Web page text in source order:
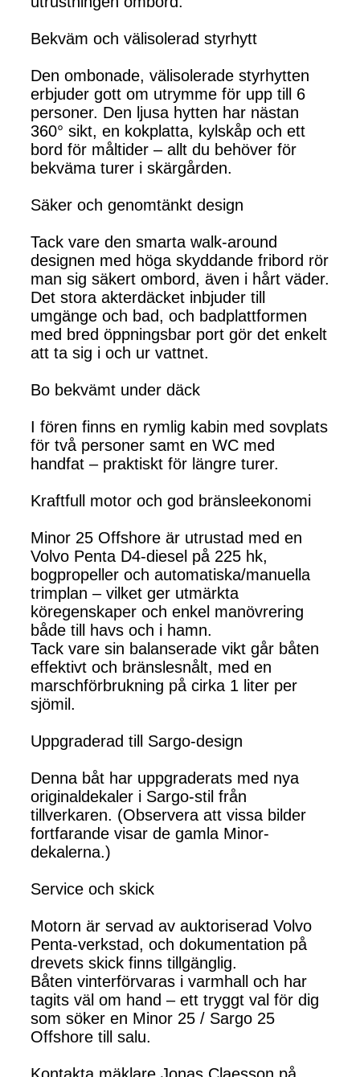
Bekväm och välisolerad styrhytt
Den ombonade, välisolerade styrhytten
erbjuder gott om utrymme för upp till 6
personer. Den ljusa hytten har nästan
360° sikt, en kokplatta, kylskåp och ett
bord för måltider – allt du behöver för
bekväma turer i skärgården.
Säker och genomtänkt design
Tack vare den smarta walk-around
designen med höga skyddande fribord rör
man sig säkert ombord, även i hårt väder.
Det stora akterdäcket inbjuder till
umgänge och bad, och badplattformen
med bred öppningsbar port gör det enkelt
att ta sig i och ur vattnet.
Bo bekvämt under däck
I fören finns en rymlig kabin med sovplats
för två personer samt en WC med
handfat – praktiskt för längre turer.
Kraftfull motor och god bränsleekonomi
Minor 25 Offshore är utrustad med en
Volvo Penta D4-diesel på 225 hk,
bogpropeller och automatiska/manuella
trimplan – vilket ger utmärkta
köregenskaper och enkel manövrering
både till havs och i hamn.
Tack vare sin balanserade vikt går båten
effektivt och bränslesnålt, med en
marschförbrukning på cirka 1 liter per
sjömil.
Uppgraderad till Sargo-design
Denna båt har uppgraderats med nya
originaldekaler i Sargo-stil från
tillverkaren. (Observera att vissa bilder
fortfarande visar de gamla Minor-
dekalerna.)
Service och skick
Motorn är servad av auktoriserad Volvo
Penta-verkstad, och dokumentation på
drevets skick finns tillgänglig.
Båten vinterförvaras i varmhall och har
tagits väl om hand – ett tryggt val för dig
som söker en Minor 25 / Sargo 25
Offshore till salu.